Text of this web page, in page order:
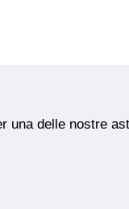
una delle nostre